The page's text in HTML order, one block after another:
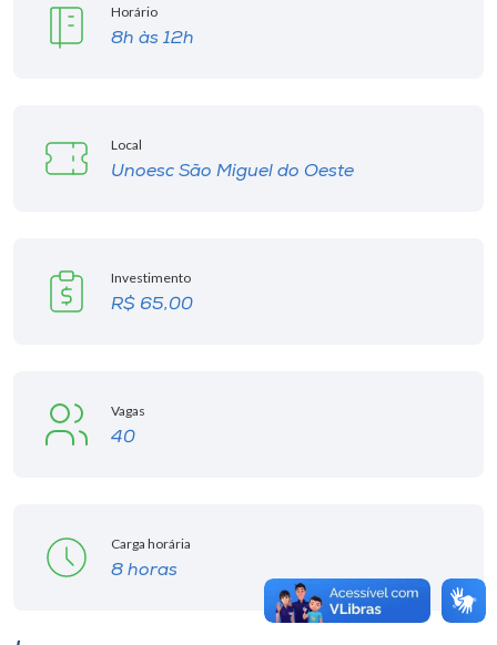
Horário
8h às 12h
Local
Unoesc São Miguel do Oeste
Investimento
R$ 65,00
Vagas
40
Carga horária
8 horas